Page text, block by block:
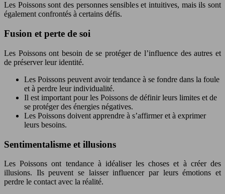
Les Poissons sont des personnes sensibles et intuitives, mais ils sont
également confrontés à certains défis.
Fusion et perte de soi
Les Poissons ont besoin de se protéger de l’influence des autres et
de préserver leur identité.
Les Poissons peuvent avoir tendance à se fondre dans la foule
et à perdre leur individualité.
Il est important pour les Poissons de définir leurs limites et de
se protéger des énergies négatives.
Les Poissons doivent apprendre à s’affirmer et à exprimer
leurs besoins.
Sentimentalisme et illusions
Les Poissons ont tendance à idéaliser les choses et à créer des
illusions. Ils peuvent se laisser influencer par leurs émotions et
perdre le contact avec la réalité.